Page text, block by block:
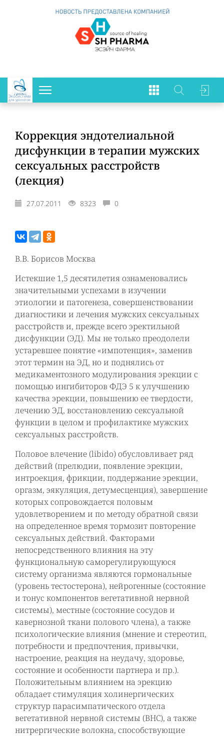
Экосистема
для урологов
Коррекция эндотелиальной
дисфункции в терапии мужских
сексуальных расстройств
(лекция)
27.07.2011 8323 0
В.В. Борисов Москва
Истекшие 1,5 десятилетия ознаменовались
значительными успехами в изучении
этиологии и патогенеза, совершенствовании
диагностики и лечения мужских сексуальных
расстройств и, прежде всего эректильной
дисфункции (ЭД). Мы не только преодолели
устаревшее понятие «импотенция», заменив
этот термин на ЭД, но и поднялись от
медикаментозного модулирования эрекции с
помощью ингибиторов ФДЭ 5 к улучшению
качества эрекции, повышению ее твердости,
лечению ЭД, восстановлению сексуальной
функции в целом и профилактике мужских
сексуальных расстройств.
Половое влечение (libido) обусловливает ряд
действий (прелюдии, появление эрекции,
интроекция, фрикции, поддержание эрекции,
оргазм, эякуляция, детумесценция), завершение
которых сопровождается половым
удовлетворением и по методу обратной связи
на определенное время тормозит повторение
сексуальных действий. Факторами
непосредственного влияния на эту
функциональную саморегулирующуюся
систему организма являются гормональные
(уровень тестостерона), нейрогенные (состояние
и тонус компонентов вегетативной нервной
системы), местные (состояние сосудов и
кавернозной ткани полового члена), а также
психологические влияния (мнение и стереотип,
потребности и предпочтения, привычки,
настроение, реакция на неудачу, здоровье,
состояние и особенности партнера и пр.).
Положительным влиянием на эрекцию
обладает стимуляция холинергических
структур парасимпатического отдела
вегетативной нервной системы (ВНС), а также
нитрергические волокна, способствующие